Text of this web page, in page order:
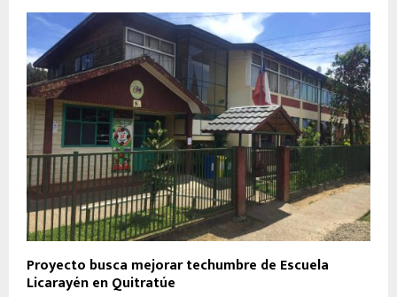
Proyecto busca mejorar techumbre de Escuela
Licarayén en Quitratúe